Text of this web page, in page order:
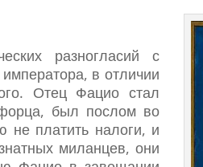
разногласий с
в отличии
Отец Фацио стал
был послом во
не платить налоги, и
миланцев, они